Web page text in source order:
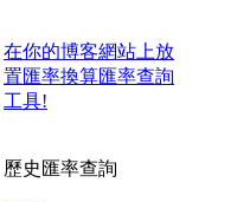
在你的博客網站上放
置匯率換算匯率查詢
工具!
歷史匯率查詢